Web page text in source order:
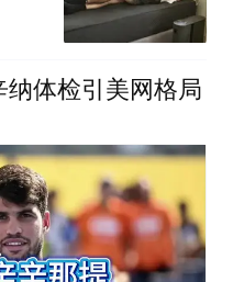
体检引美网格局